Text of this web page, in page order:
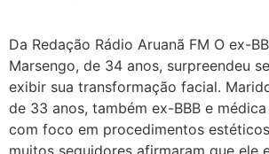
Da Redação Rádio Aruanã FM O ex-
Marsengo, de 34 anos, surpreendeu
exibir sua transformação facial.
de 33 anos, também ex-BBB e
com foco em procedimentos